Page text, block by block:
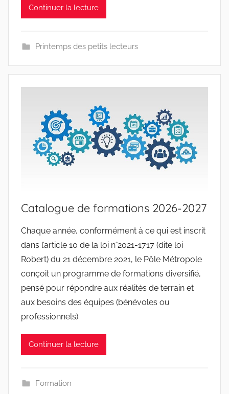
Continuer la lecture
Printemps des petits lecteurs
Catalogue de formations 2026-2027
Chaque année, conformément à ce qui est inscrit
dans l’article 10 de la loi n°2021-1717 (dite loi
Robert) du 21 décembre 2021, le Pôle Métropole
conçoit un programme de formations diversifié,
pensé pour répondre aux réalités de terrain et
aux besoins des équipes (bénévoles ou
professionnels).
Continuer la lecture
Formation